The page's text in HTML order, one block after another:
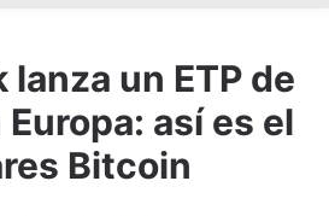
lanza un ETP de
así es el
Bitcoin